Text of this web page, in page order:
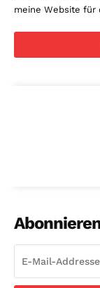
meine Website für